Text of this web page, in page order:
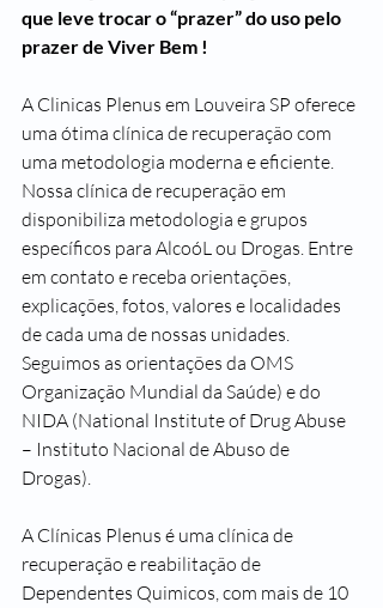
que leve trocar o “prazer” do uso pelo
prazer de Viver Bem !
A Clinicas Plenus em Louveira SP oferece
uma ótima clínica de recuperação com
uma metodologia moderna e eficiente.
Nossa clínica de recuperação em
disponibiliza metodologia e grupos
específicos para AlcoóL ou Drogas. Entre
em contato e receba orientações,
explicações, fotos, valores e localidades
de cada uma de nossas unidades.
Seguimos as orientações da OMS
Organização Mundial da Saúde) e do
NIDA (National Institute of Drug Abuse
– Instituto Nacional de Abuso de
Drogas).
A Clínicas Plenus é uma clínica de
recuperação e reabilitação de
Dependentes Quimicos, com mais de 10